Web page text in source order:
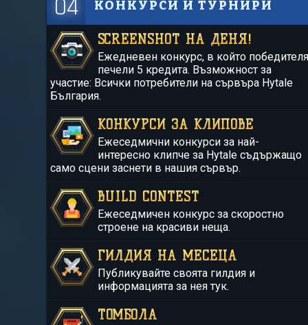
04 КОНКУРСИ И ТУРНИРИ
SCREENSHOT НА ДЕНЯ!
Ежедневен конкурс, в който победителя
печели 5 кредита. Възможност за
участие: Всички потребители на сървъра Hytale
България.
КОНКУРСИ ЗА КЛИПОВЕ
Ежеседмични конкурси за най-
интересно клипче за Hytale съдържащо
само сцени заснети в нашия сървър.
BUILD CONTEST
Ежеседмичен конкурс за скоростно
строене на красиви неща.
ГИЛДИЯ НА МЕСЕЦА
Публикувайте своята гилдия и
информацията за нея тук.
ТОМБОЛА